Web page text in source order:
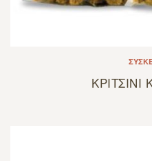
ΚΡΙΤΣΙΝΙ